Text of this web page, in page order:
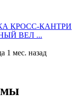
КРОСС-КАНТРИ
ВЕЛ ...
1 мес. назад